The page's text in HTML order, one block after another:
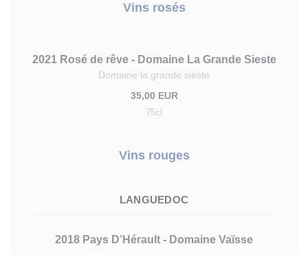
Vins rosés
2021 Rosé de rêve - Domaine La Grande Sieste
Domaine la grande sieste
35,00 EUR
75cl
Vins rouges
LANGUEDOC
2018 Pays D’Hérault - Domaine Vaïsse